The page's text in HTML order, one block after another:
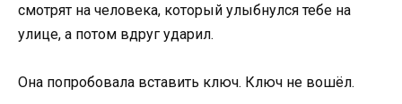
смотрят на человека, который улыбнулся тебе на
улице, а потом вдруг ударил.
Она попробовала вставить ключ. Ключ не вошёл.